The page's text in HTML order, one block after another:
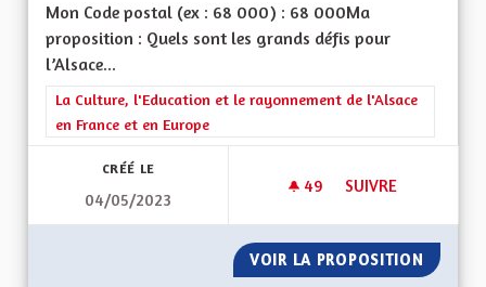
Mon Code postal (ex : 68 000) : 68 000Ma
proposition : Quels sont les grands défis pour
l’Alsace...
Filtrer les résultats de la catégorie : La Culture, l'Education et
La Culture, l'Education et le rayonnement de l'Alsace
en France et en Europe
CRÉÉ LE
04/05/2023
49 49 ABONNÉS
SUIVRE
VOIR LA PROPOSITION